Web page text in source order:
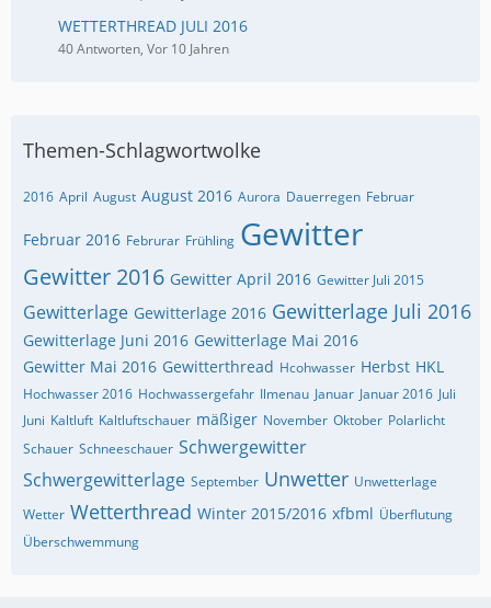
WETTERTHREAD JULI 2016
40 Antworten, Vor 10 Jahren
Themen-Schlagwortwolke
2016 April August August 2016 Aurora Dauerregen Februar
Februar 2016 Februrar Frühling Gewitter
Gewitter 2016 Gewitter April 2016 Gewitter Juli 2015
Gewitterlage Gewitterlage 2016 Gewitterlage Juli 2016
Gewitterlage Juni 2016 Gewitterlage Mai 2016
Gewitter Mai 2016 Gewitterthread Hcohwasser Herbst HKL
Hochwasser 2016 Hochwassergefahr Ilmenau Januar Januar 2016 Juli
Juni Kaltluft Kaltluftschauer mäßiger November Oktober Polarlicht
Schauer Schneeschauer Schwergewitter
Schwergewitterlage September Unwetter Unwetterlage
Wetter Wetterthread Winter 2015/2016 xfbml Überflutung
Überschwemmung